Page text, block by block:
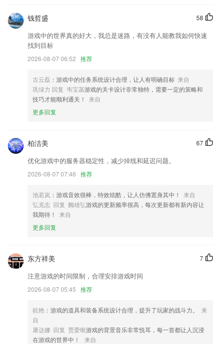
在此版本中新增了站点事件报警分析消息中心平台资料管理端等功能
商城内新增自有类商品分销功能，可以更好的推广品牌商品
优化设置界面
改善功能
计算公式修改。
新增识别图中二维码功能
联系我们
以上就是湖南常德麻将最新版的介绍，如果您喜欢这款软件，您可以到应
58
钱哲盛
游戏中的世界真的好大，我总是迷路，有没有人能教我如何快速
找到目标
2026-08-07 06:52 推荐
古云磊 ：游戏中的任务系统设计合理，让人有明确目标 来自
巩绿力 回复 韦宝菡游戏的关卡设计非常独特，需要一定的策略和
技巧才能顺利通关！
来自
更多回复
67
柏洁美
优化游戏中的服务器稳定性，减少掉线和延迟问题。
2026-08-07 07:46 推荐
池若岚 ：游戏音效很棒，特效炫酷，让人仿佛置身其中！
来自
弘克志 回复 阙雄弘游戏的更新频率很高，每次更新都有新内容让
我期待！
来自
更多回复
7
东方祥美
注意游戏的时间限制，合理安排游戏时间
2026-08-07 05:45 推荐
杭艳 ：游戏的道具和装备系统设计合理，提升了玩家的战斗力。
来
自
屠达娜 回复 贾爱唯游戏的背景音乐非常悦耳，每一首都让人沉浸
在游戏的世界中！
来自